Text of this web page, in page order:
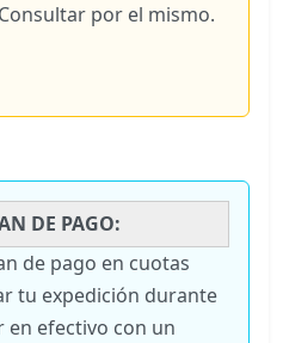
por el mismo.
DE PAGO:
de pago en cuotas
tu expedición durante
en efectivo con un